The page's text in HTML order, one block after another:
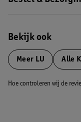
Bekijk ook
Meer LU Alle
Hoe controleren wij de